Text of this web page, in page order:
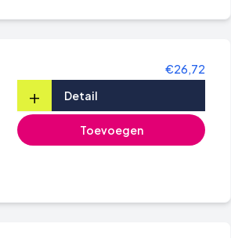
€26,72
+ Detail
Toevoegen